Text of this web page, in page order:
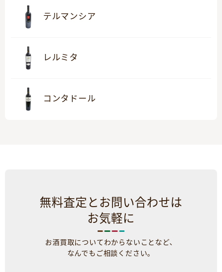
テルマンシア
レルミタ
コンタドール
無料査定とお問い合わせは
お気軽に
お酒買取についてわからないことなど、
なんでもご相談ください。